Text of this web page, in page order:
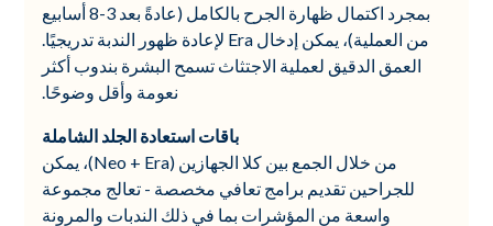
بمجرد اكتمال ظهارة الجرح بالكامل (عادةً بعد 3-8 أسابيع
من العملية)، يمكن إدخال Era لإعادة ظهور الندبة تدريجيًا.
العمق الدقيق لعملية الاجتثاث تسمح البشرة بندوب أكثر
نعومة وأقل وضوحًا.
باقات استعادة الجلد الشاملة
من خلال الجمع بين كلا الجهازين (Neo + Era)، يمكن
للجراحين تقديم برامج تعافي مخصصة - تعالج مجموعة
واسعة من المؤشرات بما في ذلك الندبات والمرونة